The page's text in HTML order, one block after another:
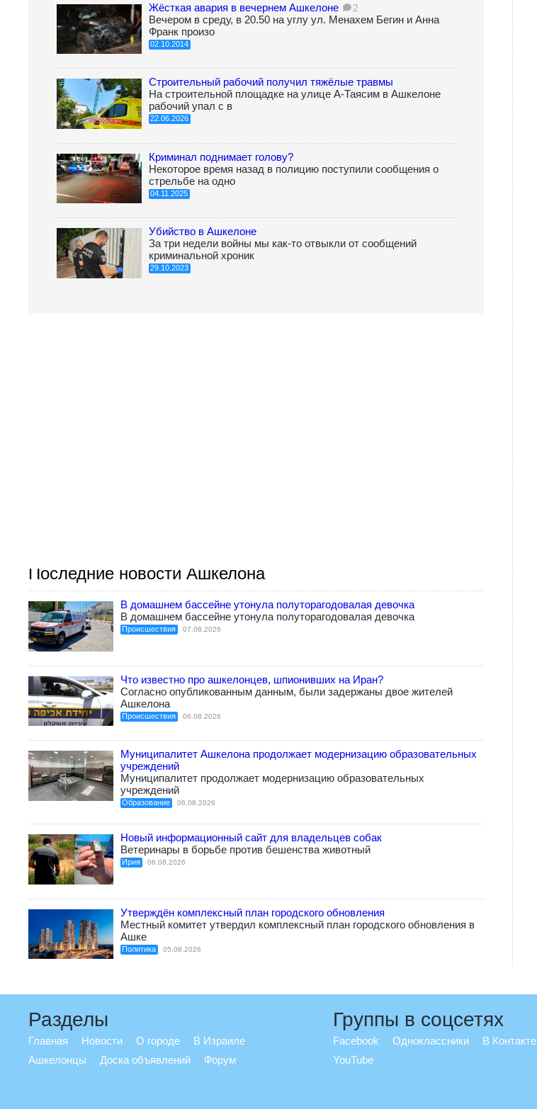
Жёсткая авария в вечернем Ашкелоне 2
Вечером в среду, в 20.50 на углу ул. Менахем Бегин и Анна
Франк произо
02.10.2014
Строительный рабочий получил тяжёлые травмы
На строительной площадке на улице А-Таясим в Ашкелоне
рабочий упал с в
22.06.2026
Криминал поднимает голову?
Некоторое время назад в полицию поступили сообщения о
стрельбе на одно
04.11.2025
Убийство в Ашкелоне
За три недели войны мы как-то отвыкли от сообщений
криминальной хроник
29.10.2023
Последние новости Ашкелона
В домашнем бассейне утонула полуторагодовалая девочка
В домашнем бассейне утонула полуторагодовалая девочка
Происшествия 07.08.2026
Что известно про ашкелонцев, шпионивших на Иран?
Согласно опубликованным данным, были задержаны двое жителей
Ашкелона
Происшествия 06.08.2026
Муниципалитет Ашкелона продолжает модернизацию образовательных
учреждений
Муниципалитет продолжает модернизацию образовательных
учреждений
Образование 06.08.2026
Новый информационный сайт для владельцев собак
Ветеринары в борьбе против бешенства животный
Ирия 06.08.2026
Утверждён комплексный план городского обновления
Местный комитет утвердил комплексный план городского обновления в
Ашке
Политика 05.08.2026
Разделы
Главная Новости О городе
В Израиле
Ашкелонцы
Доска объявлений Форум
Группы в соцсетях
Facebook Одноклассники В Контакте
YouTube